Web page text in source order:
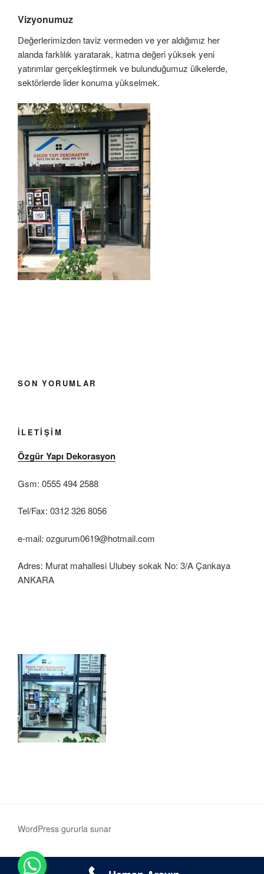
Vizyonumuz
Değerlerimizden taviz vermeden ve yer aldığımız her
alanda farklılık yaratarak, katma değeri yüksek yeni
yatırımlar gerçekleştirmek ve bulunduğumuz ülkelerde,
sektörlerde lider konuma yükselmek.
SON YORUMLAR
İLETIŞIM
Özgür Yapı Dekorasyon
Gsm: 0555 494 2588
Tel/Fax: 0312 326 8056
e-mail: ozgurum0619@hotmail.com
Adres: Murat mahallesi Ulubey sokak No: 3/A Çankaya
ANKARA
WordPress gururla sunar